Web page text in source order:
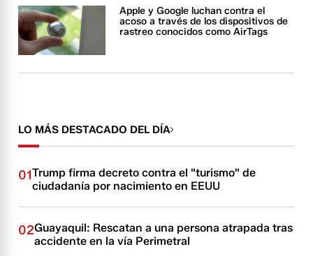
Apple y Google luchan contra el
acoso a través de los dispositivos de
rastreo conocidos como AirTags
LO MÁS DESTACADO DEL DÍA
01Trump firma decreto contra el "turismo" de
ciudadanía por nacimiento en EEUU
02Guayaquil: Rescatan a una persona atrapada tras
accidente en la vía Perimetral